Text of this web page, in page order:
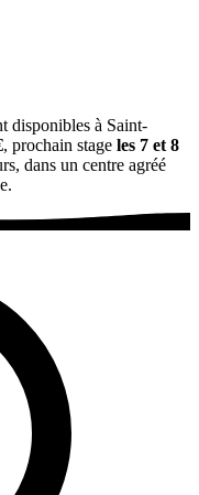
disponibles à Saint-
, prochain stage les 7 et 8
dans un centre agréé